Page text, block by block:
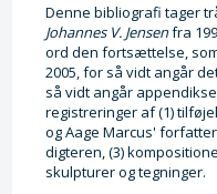
Denne bibliografi tager
Johannes V. Jensenfra
ord den fortsættelse,
2005, for så vidt angår
så vidt angår
registreringer af (1)
og Aage Marcus'
digteren, (3)
skulpturer og tegninger.